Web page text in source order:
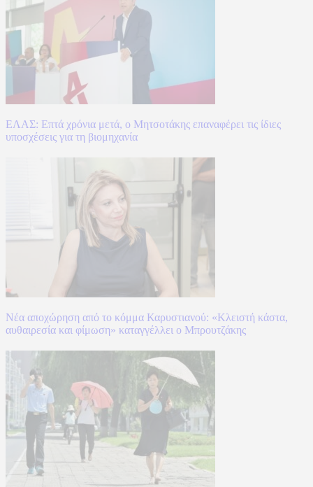
ΕΛΑΣ: Επτά χρόνια μετά, ο Μητσοτάκης επαναφέρει τις ίδιες
υποσχέσεις για τη βιομηχανία
Νέα αποχώρηση από το κόμμα Καρυστιανού: «Κλειστή κάστα,
αυθαιρεσία και φίμωση» καταγγέλλει ο Μπρουτζάκης